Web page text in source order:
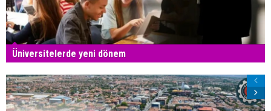
Üniversitelerde yeni dönem